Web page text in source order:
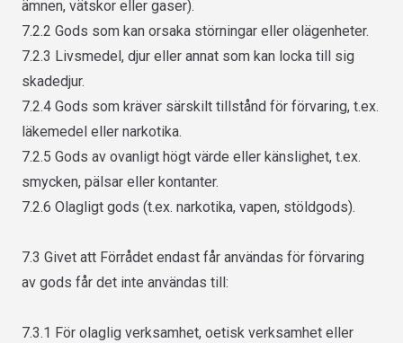
ämnen, vätskor eller gaser).
7.2.2 Gods som kan orsaka störningar eller olägenheter.
7.2.3 Livsmedel, djur eller annat som kan locka till sig
skadedjur.
7.2.4 Gods som kräver särskilt tillstånd för förvaring, t.ex.
läkemedel eller narkotika.
7.2.5 Gods av ovanligt högt värde eller känslighet, t.ex.
smycken, pälsar eller kontanter.
7.2.6 Olagligt gods (t.ex. narkotika, vapen, stöldgods).
7.3 Givet att Förrådet endast får användas för förvaring
av gods får det inte användas till:
7.3.1 För olaglig verksamhet, oetisk verksamhet eller